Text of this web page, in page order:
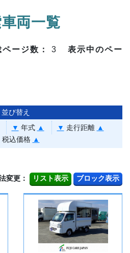
両一覧
ページ数： 3
表示中のペー
並び替え
▼ 年式 ▲ ▼ 走行距離 ▲
税込価格 ▲
変更：